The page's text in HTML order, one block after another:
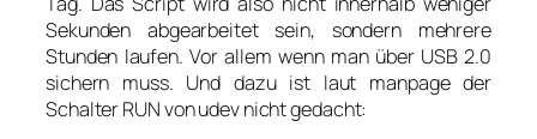
Sekunden abgearbeitet sein, sondern mehrere
Stunden laufen. Vor allem wenn man über USB 2.0
sichern muss. Und dazu ist laut manpage der
Schalter RUN von udev nicht gedacht: